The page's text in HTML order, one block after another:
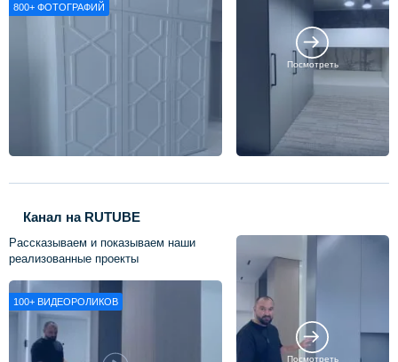
800+ ФОТОГРАФИЙ
Посмотреть
Канал на RUTUBE
Рассказываем и показываем наши
реализованные проекты
100+ ВИДЕОРОЛИКОВ
Посмотреть